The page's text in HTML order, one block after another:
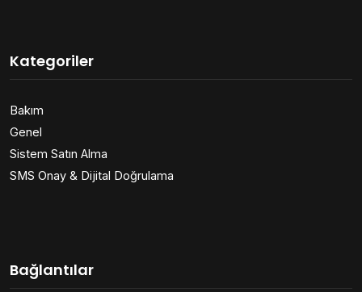
Kategoriler
Bakım
Genel
Sistem Satın Alma
SMS Onay & Dijital Doğrulama
Bağlantılar